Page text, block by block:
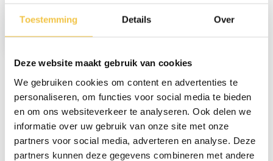
Toestemming Details Over
Deze website maakt gebruik van cookies
We gebruiken cookies om content en advertenties te
personaliseren, om functies voor social media te bieden
en om ons websiteverkeer te analyseren. Ook delen we
informatie over uw gebruik van onze site met onze
partners voor social media, adverteren en analyse. Deze
partners kunnen deze gegevens combineren met andere
matrasbeschermer
Veelgestelde vragen
Hoe vaak kan ik mijn wasbare
incontinentiemateriaal wassen?